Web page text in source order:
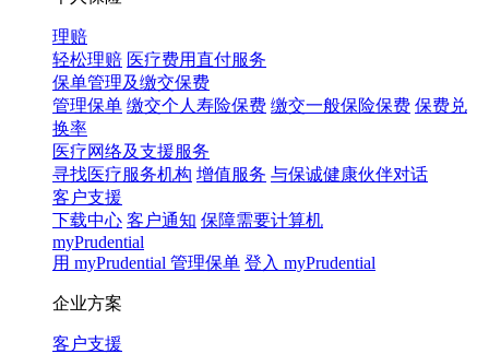
理赔
轻松理赔 医疗费用直付服务
保单管理及缴交保费
管理保单 缴交个人寿险保费 缴交一般保险保费 保费兑
换率
医疗网络及支援服务
寻找医疗服务机构 增值服务 与保诚健康伙伴对话
客户支援
下载中心 客户通知 保障需要计算机
myPrudential
用 myPrudential 管理保单 登入 myPrudential
企业方案
客户支援